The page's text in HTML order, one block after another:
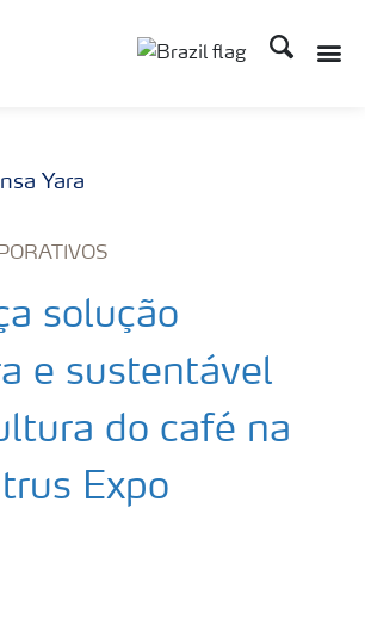
Busca
Yara
solução
e sustentável
do café na
Expo